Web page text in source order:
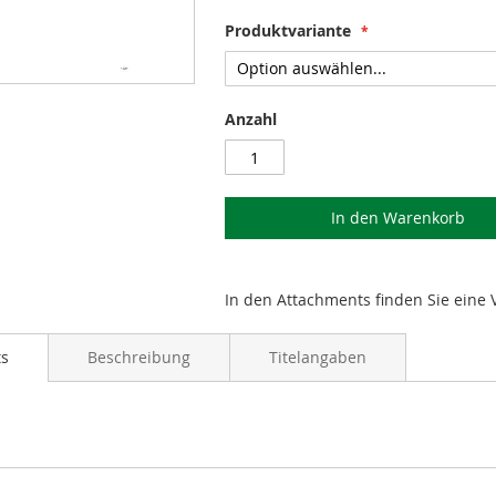
Produktvariante
Anzahl
In den Warenkorb
In den Attachments finden Sie eine
Beschreibung Titelangaben